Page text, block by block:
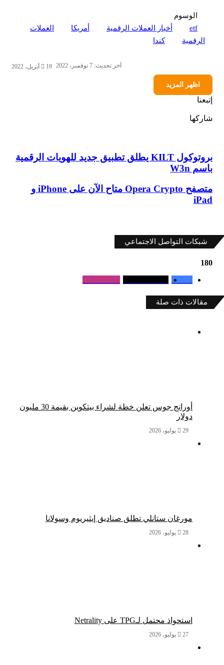
الوسوم
etf
أخبار العملات الرقمية أمريكا
العملات
الرقمية
كندا
19 أبريل، 2022 آخر تحديث: 7 نوفمبر، 2022
اظهر المزيد
إتبعنا
شاركها
بروتوكول
KILT
يطلق
تطبيق
جديد
للهويات
بروتوكول KILT يطلق تطبيق جديد للهويات الرقمية
باسم W3n
متصفح
Opera
Crypto
على
iPhone
iPad
متصفح Opera Crypto متاح الآن على iPhone و
iPad
شبكات التواصل الاجتماعي
180
Fans
مقالات ذات صلة
أورانج جوس تعلن خطة لشراء بيتكوين بقيمة 30 مليون
دولار
29 يوليو، 2026
مورغان ستانلي تطلق صناديق إيثيريوم وسولانا
28 يوليو، 2026
استحواذ محتمل لـTPG على Netrality
27 يوليو، 2026